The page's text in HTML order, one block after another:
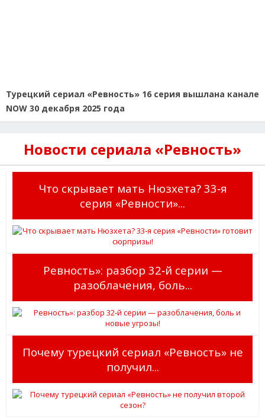
Турецкий сериал «Ревность» 16 серия вышлана канале
NOW 30 декабря 2025 года
Новости сериала «Ревность»
Что скрывает мать Нюзхета? 33‑я
серия «Ревности»...
Ревность»: разбор 32‑й серии —
разоблачения, боль...
Почему турецкий сериал «Ревность» не
получил...